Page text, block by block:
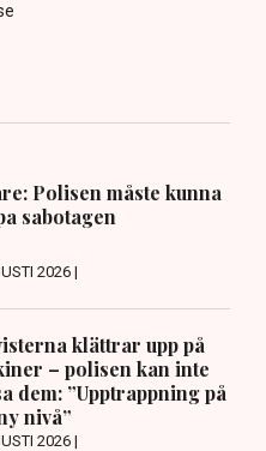
Polisen måste kunna
sabotagen
2026 |
klättrar upp på
– polisen kan inte
dem: ”Upptrappning på
nivå”
2026 |